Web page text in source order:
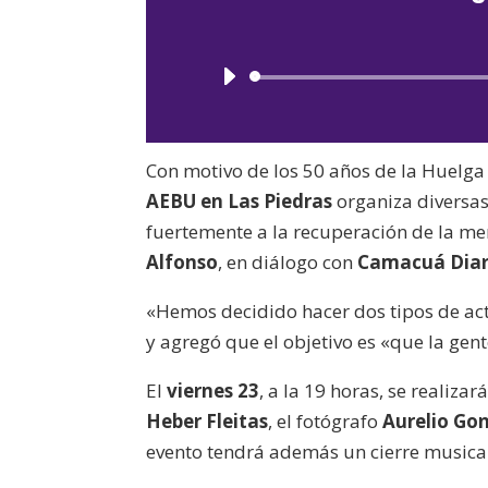
Con motivo de los 50 años de la
AEBU en Las Piedrasorganiza
fuertemente a la recuperación de la
Alfonso, en diálogo con Camacuá
«Hemos decidido hacer dos tipos de
y agregó que el objetivo es «que la
Elviernes 23, a la 19 horas, se
Heber Fleitas, el fotógrafoAurelio
evento tendrá además un cierre